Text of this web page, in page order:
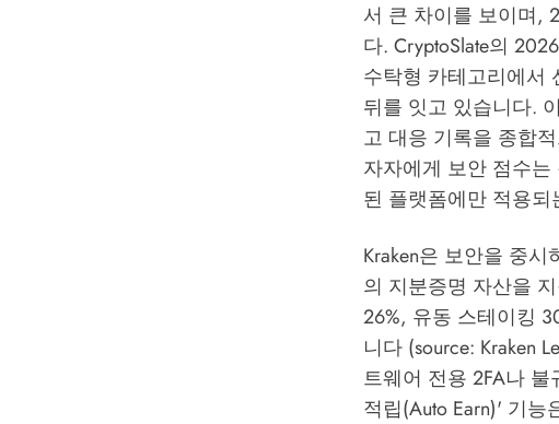
서 큰 차이를 보이며,
다. CryptoSlate의
수탁형 카테고리에서
뒤를 잇고 있습니다.
고 대응 기록을 종합
자자에게 보안 점수
된 플랫폼에만 적용
Kraken은 보안을 중
의 지분증명 자산을
26%, 유동 스테이킹
니다 (source: Kraken
트웨어 전용 2FA나
적립(Auto Earn)' 기